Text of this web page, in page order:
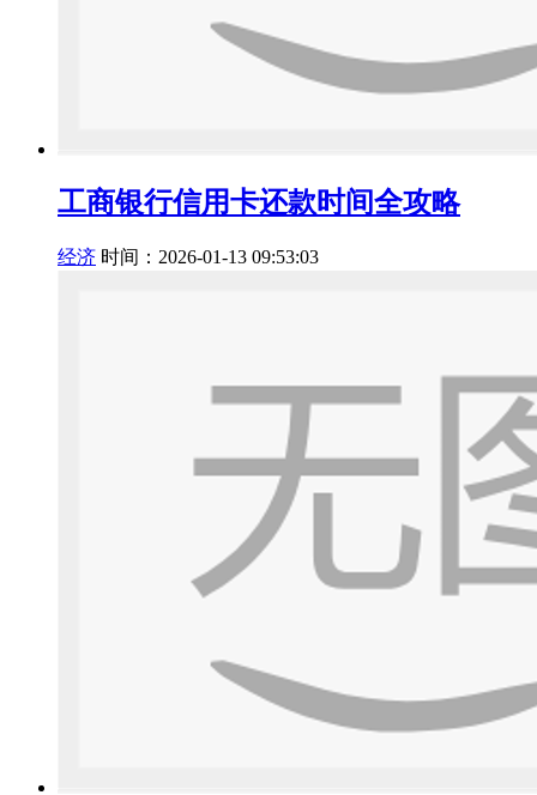
工商银行信用卡还款时间全攻略
经济 时间：2026-01-13 09:53:03